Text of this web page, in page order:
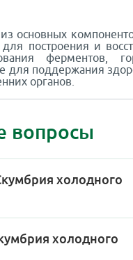
основных
построения и
ферментов,
для поддержания
органов.
вопросы
холодного
холодного